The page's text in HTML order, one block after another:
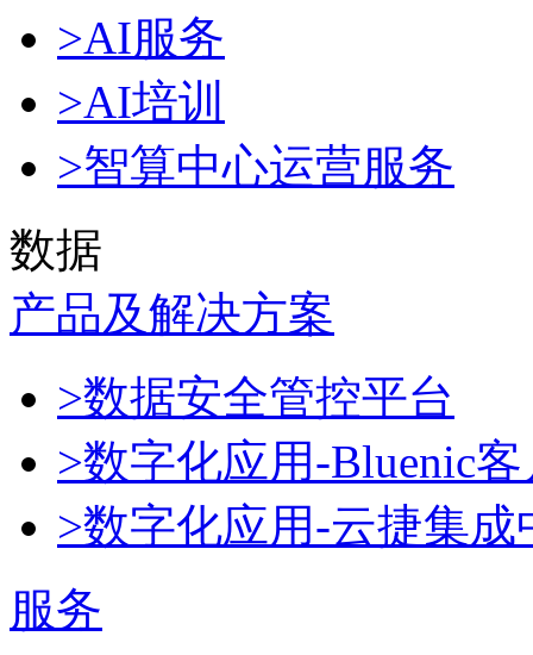
>AI服务
>AI培训
>智算中心运营服务
数据
产品及解决方案
>数据安全管控平台
>数字化应用-Bluenic
>数字化应用-云捷集成
服务